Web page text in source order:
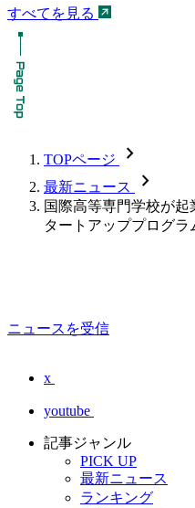
すべてを見る
TOPページ chevron_forward
最新ニュース chevron_forward
国際高等専門学校が
タートアッププログラ
ニュースを受信
x
youtube
記事ジャンル
PICK UP
最新ニュース
ランキング